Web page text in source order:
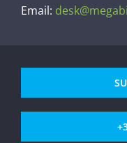
Email: